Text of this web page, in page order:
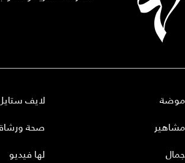
موضة
مشاهير
جمال
لايف
صحة
لها فيديو